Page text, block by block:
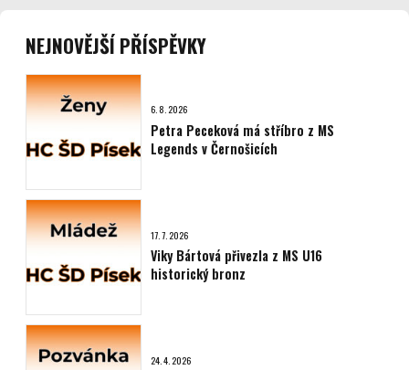
NEJNOVĚJŠÍ PŘÍSPĚVKY
6. 8. 2026
Petra Peceková má stříbro z MS
Legends v Černošicích
17. 7. 2026
Viky Bártová přivezla z MS U16
historický bronz
24. 4. 2026